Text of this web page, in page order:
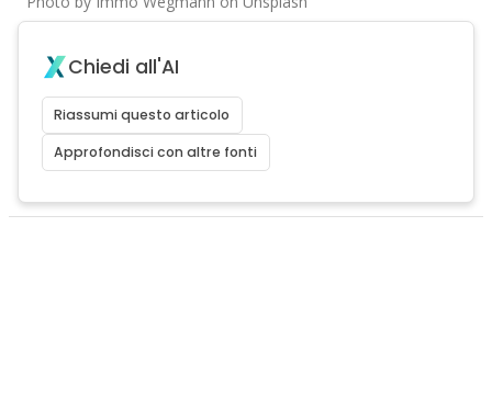
Chiedi all'AI
Riassumi questo articolo
Approfondisci con altre fonti